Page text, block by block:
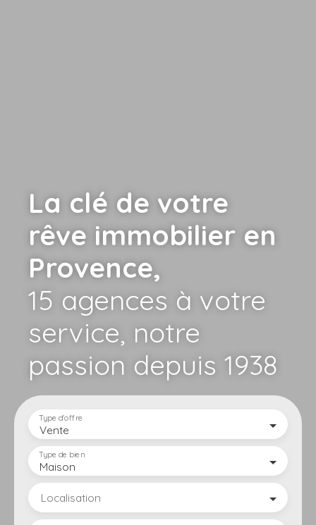
La clé de votre
rêve immobilier en
Provence,
15 agences à votre
service, notre
passion depuis 1938
Vente
Type d'offre
Maison
Type de bien
Localisation